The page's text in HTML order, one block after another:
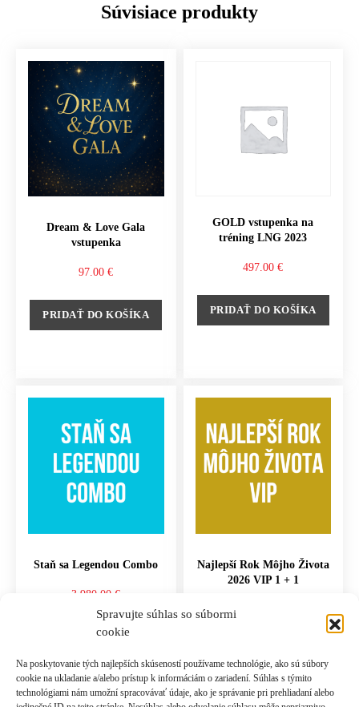
Spravujte súhlas so súbormi
cookie
Na poskytovanie tých najlepších skúseností používame technológie, ako sú súbory
cookie na ukladanie a/alebo prístup k informáciám o zariadení. Súhlas s týmito
technológiami nám umožní spracovávať údaje, ako je správanie pri prehliadaní alebo
Súvisiace produkty
Dream & Love Gala
vstupenka
97.00€
PRIDAŤ DO KOŠÍKA
GOLD vstupenka na
tréning LNG 2023
497.00€
PRIDAŤ DO KOŠÍKA
Staň sa Legendou Combo
3,980.00 €
PRIDAŤ DO KOŠÍKA
Najlepší Rok Môjho Života
2026 VIP 1 + 1